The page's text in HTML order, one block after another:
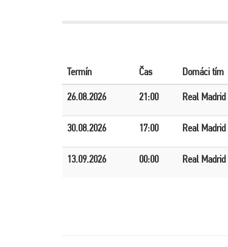
Termín Čas Domáci tím
26.08.2026 21:00 Real Madrid
30.08.2026 17:00 Real Madrid
13.09.2026 00:00 Real Madrid